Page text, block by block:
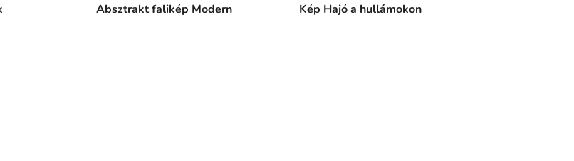
Absztrakt falikép Modern Kép Hajó a hullámokon